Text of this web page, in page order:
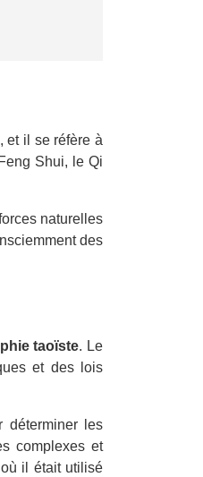
et il se réfère à
Shui, le Qi
naturelles
des
taoïste. Le
et des lois
déterminer les
complexes et
il était utilisé